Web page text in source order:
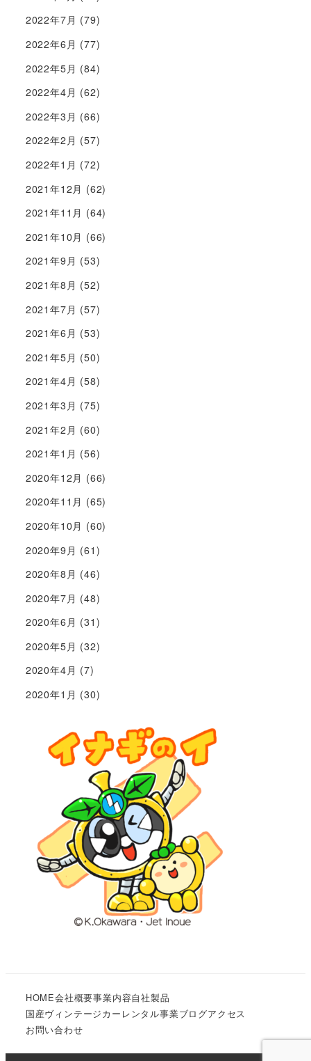
2022年7月 (79)
2022年6月 (77)
2022年5月 (84)
2022年4月 (62)
2022年3月 (66)
2022年2月 (57)
2022年1月 (72)
2021年12月 (62)
2021年11月 (64)
2021年10月 (66)
2021年9月 (53)
2021年8月 (52)
2021年7月 (57)
2021年6月 (53)
2021年5月 (50)
2021年4月 (58)
2021年3月 (75)
2021年2月 (60)
2021年1月 (56)
2020年12月 (66)
2020年11月 (65)
2020年10月 (60)
2020年9月 (61)
2020年8月 (46)
2020年7月 (48)
2020年6月 (31)
2020年5月 (32)
2020年4月 (7)
2020年1月 (30)
HOME会社概要事業内容自社製品
国産ヴィンテージカーレンタル事業ブログアクセス
お問い合わせ